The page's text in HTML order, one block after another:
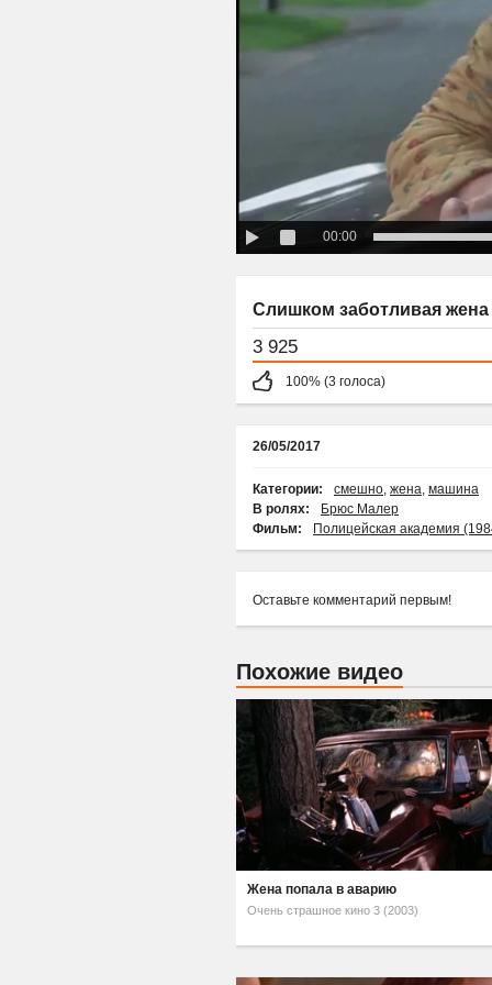
00:00
Слишком заботливая жена
3 925
100% (3 голоса)
26/05/2017
Категории: смешно, жена, машина
В ролях:
Брюс Малер
Фильм:
Полицейская академия
Оставьте комментарий первым!
Похожие видео
Жена попала в аварию
Очень страшное кино 3 (2003)